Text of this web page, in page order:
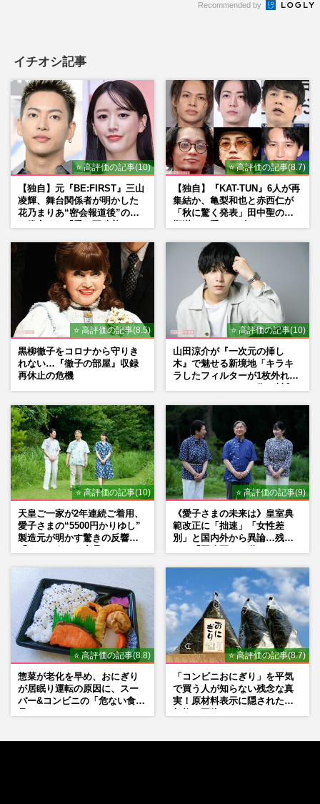
Recommended by
イチオシ記事
⭐ 高評価の記事(10)
【独自】元『BE:FIRST』三山
凌輝、舞台関係者が明かした
花乃まりあ“密会報道後”の呆
⭐ 高評価の記事(8.7)
【独自】『KAT-TUN』6人が再
集結か、亀梨和也と赤西仁が
「秋に驚く発表」田中聖の刑
⭐ 高評価の記事(8.5)
黒柳徹子をコロナから守りき
れない…『徹子の部屋』収録
再休止の危機
⭐ 高評価の記事(10)
山田涼介が『一次元の挿し
木』で魅せる新境地「キラキ
ラしたフィルターが1枚外れて
⭐ 高評価の記事(10)
天皇ご一家が2年連続ご着用、
愛子さまの“5500円かりゆし”
製造元が明かす驚きの反響
⭐ 高評価の記事(9)
《愛子さまの未来は》皇室典
範改正に「拙速」「女性差
別」と国内外から異論…残さ
⭐ 高評価の記事(8.8)
惣菜が老化を早め、おにぎり
が居眠り運転の原因に、スー
パー&コンビニの「危ない食
⭐ 高評価の記事(8.7)
「コンビニおにぎり」を平気
で買う人が知らない残念な真
実！原材料表示に隠された添